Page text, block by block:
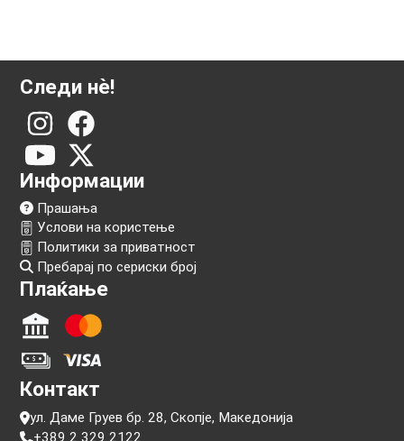
Следи нѐ!
Информации
Прашања
Услови на користење
Политики за приватност